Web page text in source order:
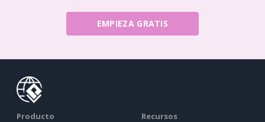
EMPIEZA GRATIS
Producto Recursos